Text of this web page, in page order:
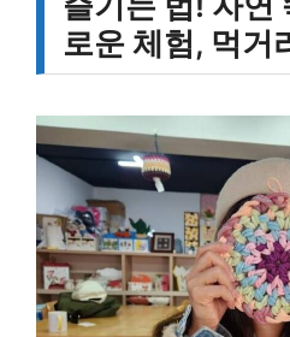
로운 체험, 먹거